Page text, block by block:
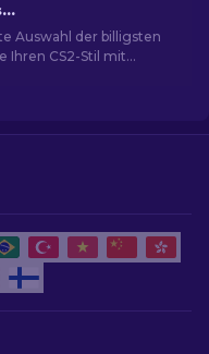
Beste billige Skins in CS2 [2026]
Auswahl der billigsten
Ihren CS2-Stil mit